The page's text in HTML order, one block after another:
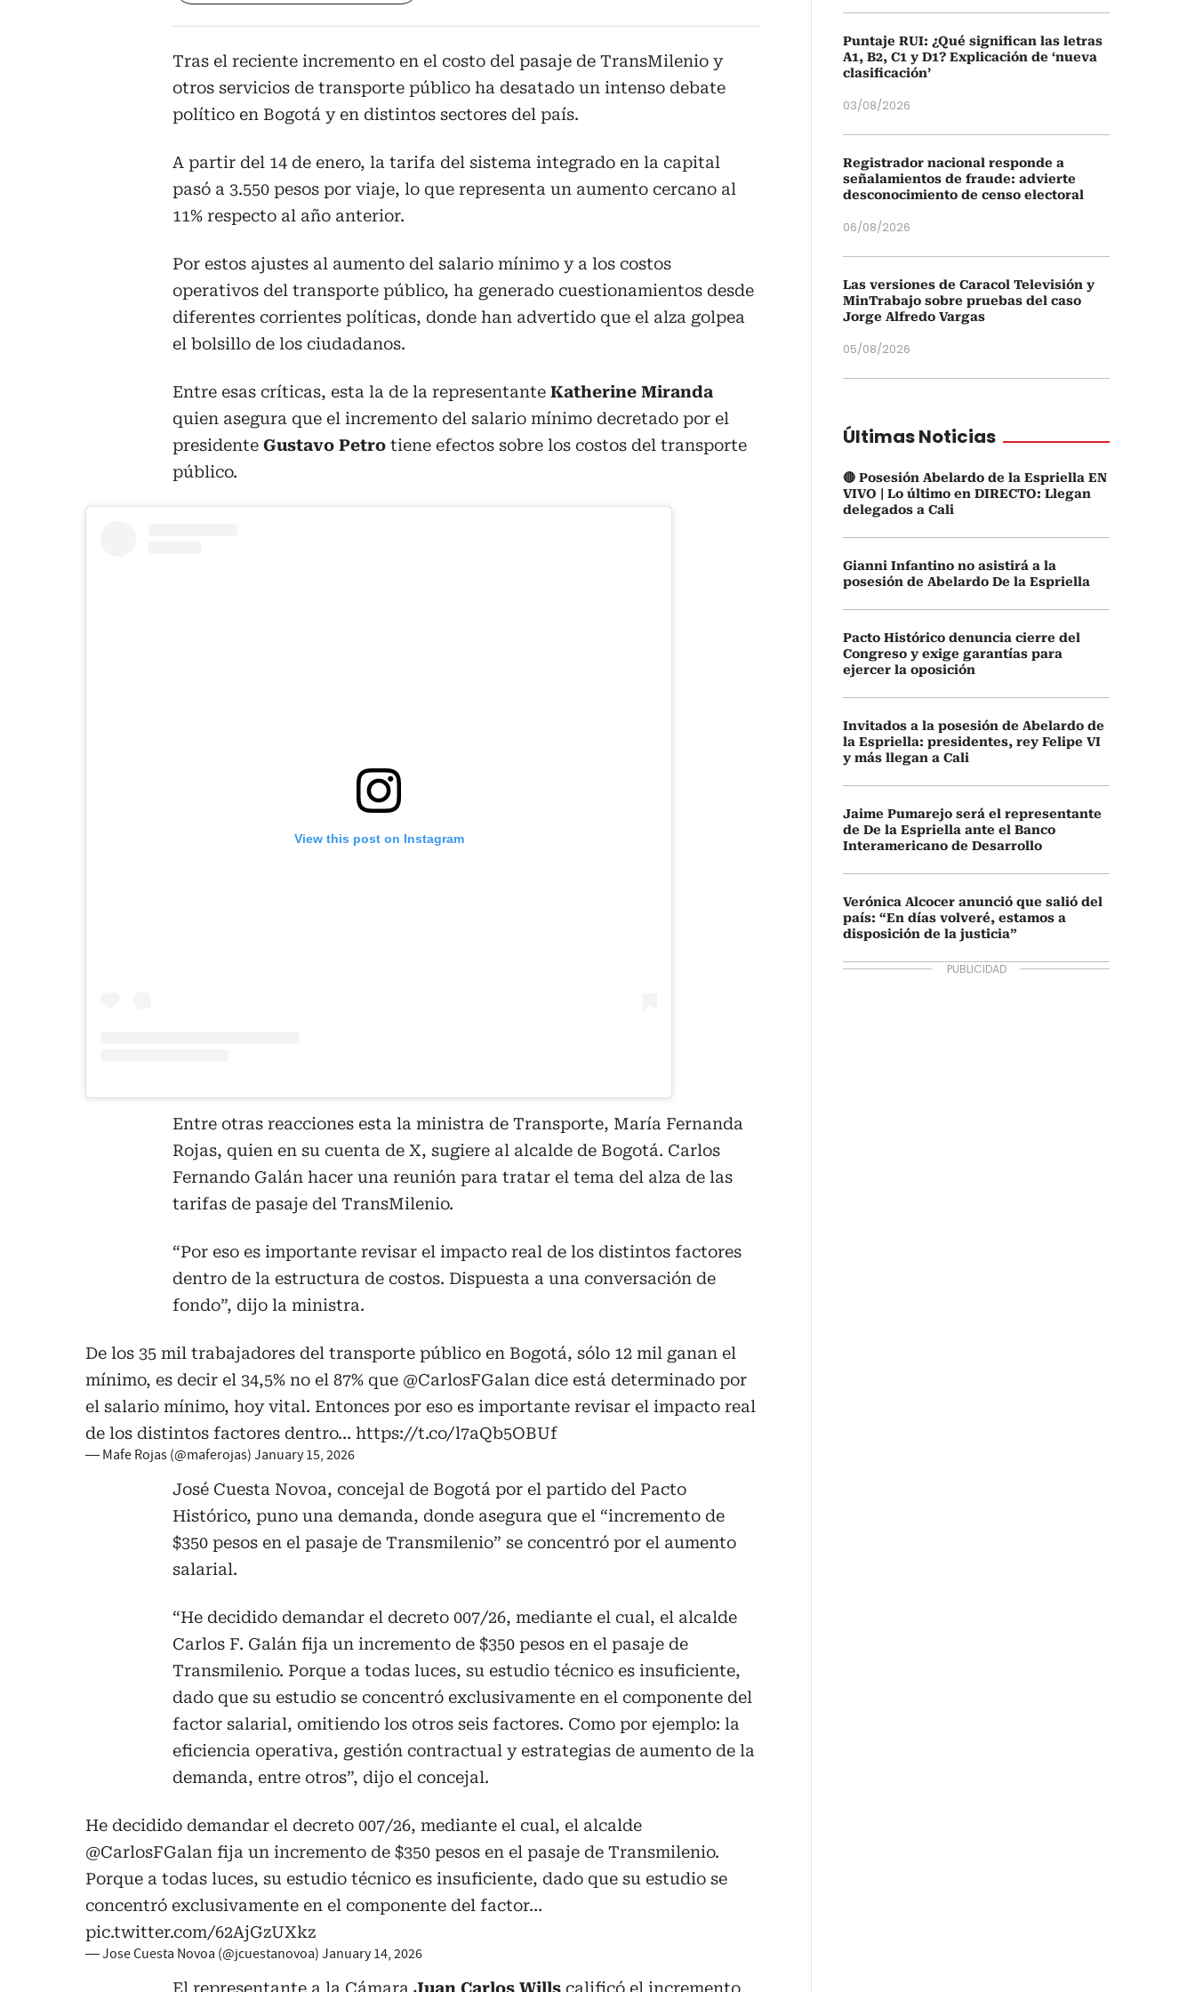
Tras el reciente incremento en el costo del pasaje de TransMilenio y
otros servicios de transporte público ha desatado un intenso debate
político en Bogotá y en distintos sectores del país.
A partir del 14 de enero, la tarifa del sistema integrado en la capital
pasó a 3.550 pesos por viaje, lo que representa un aumento cercano al
11% respecto al año anterior.
Por estos ajustes al aumento del salario mínimo y a los costos
operativos del transporte público, ha generado cuestionamientos desde
diferentes corrientes políticas, donde han advertido que el alza golpea
el bolsillo de los ciudadanos.
Entre esas críticas, esta la de la representante Katherine Miranda
quien asegura que el incremento del salario mínimo decretado por el
presidente Gustavo Petro tiene efectos sobre los costos del transporte
público.
View this post on Instagram
Entre otras reacciones esta la ministra de Transporte, María Fernanda
Rojas, quien en su cuenta de X, sugiere al alcalde de Bogotá. Carlos
Fernando Galán hacer una reunión para tratar el tema del alza de las
tarifas de pasaje del TransMilenio.
“Por eso es importante revisar el impacto real de los distintos factores
dentro de la estructura de costos. Dispuesta a una conversación de
fondo”, dijo la ministra.
De los 35 mil trabajadores del transporte público en Bogotá, sólo 12 mil ganan el
mínimo, es decir el 34,5% no el 87% que @CarlosFGalan dice está determinado por
el salario mínimo, hoy vital. Entonces por eso es importante revisar el impacto real
de los distintos factores dentro… https://t.co/l7aQb5OBUf
— Mafe Rojas (@maferojas) January 15, 2026
José Cuesta Novoa, concejal de Bogotá por el partido del Pacto
Histórico, puno una demanda, donde asegura que el “incremento de
$350 pesos en el pasaje de Transmilenio” se concentró por el aumento
salarial.
“He decidido demandar el decreto 007/26, mediante el cual, el alcalde
Carlos F. Galán fija un incremento de $350 pesos en el pasaje de
Transmilenio. Porque a todas luces, su estudio técnico es insuficiente,
dado que su estudio se concentró exclusivamente en el componente del
factor salarial, omitiendo los otros seis factores. Como por ejemplo: la
eficiencia operativa, gestión contractual y estrategias de aumento de la
demanda, entre otros”, dijo el concejal.
He decidido demandar el decreto 007/26, mediante el cual, el alcalde
@CarlosFGalan fija un incremento de $350 pesos en el pasaje de Transmilenio.
Porque a todas luces, su estudio técnico es insuficiente, dado que su estudio se
concentró exclusivamente en el componente del factor…
pic.twitter.com/62AjGzUXkz
— Jose Cuesta Novoa (@jcuestanovoa) January 14, 2026
El representante a la Cámara Juan Carlos Wills calificó el incremento
Puntaje RUI: ¿Qué significan las letras
A1, B2, C1 y D1? Explicación de ‘nueva
clasificación’
03/08/2026
Registrador nacional responde a
señalamientos de fraude: advierte
desconocimiento de censo electoral
06/08/2026
Las versiones de Caracol Televisión y
MinTrabajo sobre pruebas del caso
Jorge Alfredo Vargas
05/08/2026
Últimas Noticias
🔴 Posesión Abelardo de la Espriella EN
VIVO | Lo último en DIRECTO: Llegan
delegados a Cali
Gianni Infantino no asistirá a la
posesión de Abelardo De la Espriella
Pacto Histórico denuncia cierre del
Congreso y exige garantías para
ejercer la oposición
Invitados a la posesión de Abelardo de
la Espriella: presidentes, rey Felipe VI
y más llegan a Cali
Jaime Pumarejo será el representante
de De la Espriella ante el Banco
Interamericano de Desarrollo
Verónica Alcocer anunció que salió del
país: “En días volveré, estamos a
disposición de la justicia”